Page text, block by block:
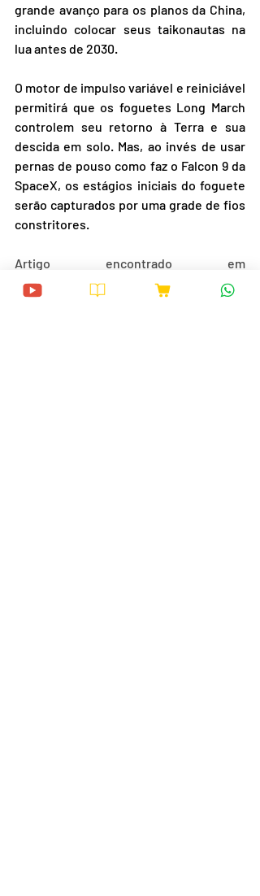
grande avanço para os planos da China,
incluindo colocar seus taikonautas na
lua antes de 2030.
O motor de impulso variável e reiniciável
permitirá que os foguetes Long March
controlem seu retorno à Terra e sua
descida em solo. Mas, ao invés de usar
pernas de pouso como faz o Falcon 9 da
SpaceX, os estágios iniciais do foguete
serão capturados por uma grade de fios
constritores.
space.com
(originalmente publicado em
22/04/2024)